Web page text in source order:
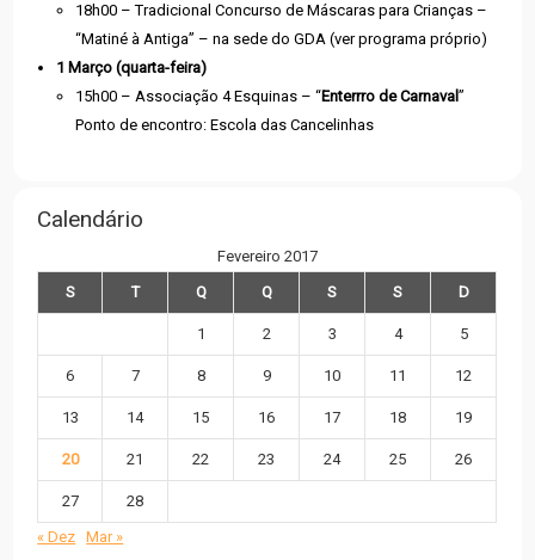
18h00 – Tradicional Concurso de Máscaras para Crianças –
“Matiné à Antiga” – na sede do GDA (ver programa próprio)
1 Março (quarta-feira)
15h00 – Associação 4 Esquinas – “Enterrro de Carnaval”
Ponto de encontro: Escola das Cancelinhas
Calendário
Fevereiro 2017
S
T Q Q S S D
1 2 3 4 5
6 7 8 9 10 11 12
13 14 15 16 17 18 19
20 21 22 23 24 25 26
27
28
« Dez
Mar »